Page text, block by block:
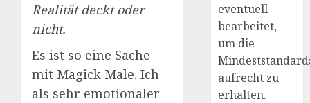
Realität deckt oder
nicht.
Es ist so eine Sache
mit Magick Male. Ich
als sehr emotionaler
eventuell
bearbeitet,
um die
aufrecht zu
erhalten.